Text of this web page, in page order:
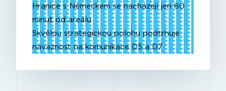
Hranice s Německem se nacházejí jen 80
minut od areálu
Skvělou strategickou polohu podtrhuje
návaznost na komunikace D5 a D7